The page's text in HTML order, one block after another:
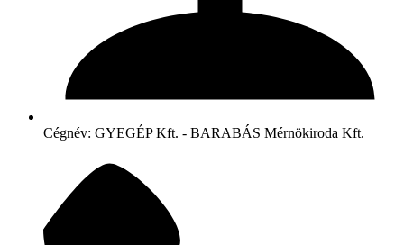
Cégnév: GYEGÉP Kft. - BARABÁS Mérnökiroda Kft.